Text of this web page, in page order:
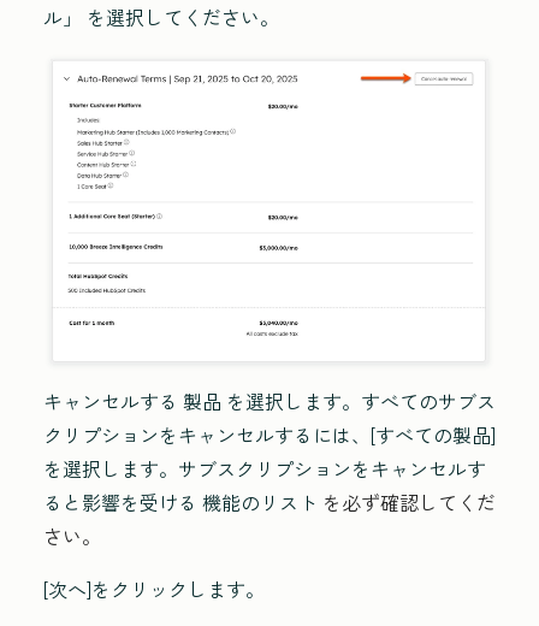
ル」 を選択してください。
キャンセルする 製品 を選択します。すべてのサブス
クリプションをキャンセルするには、[すべての製品]
を選択します。サブスクリプションをキャンセルす
ると影響を受ける 機能のリスト を必ず確認してくだ
さい。
[次へ]をクリックします。